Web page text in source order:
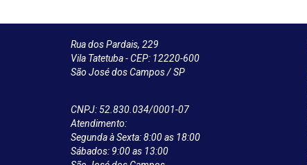
Rua dos Pardais, 229
Vila Tatetuba - CEP: 12220-600
São José dos Campos / SP
CNPJ: 52.830.034/0001-07
Atendimento:
Segunda à Sexta: 8:00 as 18:00
Sábados: 9:00 as 13:00